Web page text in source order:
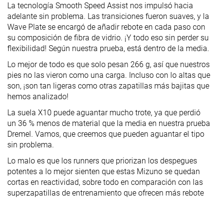
La tecnología Smooth Speed Assist nos impulsó hacia
adelante sin problema. Las transiciones fueron suaves, y la
Wave Plate se encargó de añadir rebote en cada paso con
su composición de fibra de vidrio. ¡Y todo eso sin perder su
flexibilidad! Según nuestra prueba, está dentro de la media.
Lo mejor de todo es que solo pesan 266 g, así que nuestros
pies no las vieron como una carga. Incluso con lo altas que
son, ¡son tan ligeras como otras zapatillas más bajitas que
hemos analizado!
La suela X10 puede aguantar mucho trote, ya que perdió
un 36 % menos de material que la media en nuestra prueba
Dremel. Vamos, que creemos que pueden aguantar el tipo
sin problema.
Lo malo es que los runners que priorizan los despegues
potentes a lo mejor sienten que estas Mizuno se quedan
cortas en reactividad, sobre todo en comparación con las
superzapatillas de entrenamiento que ofrecen más rebote